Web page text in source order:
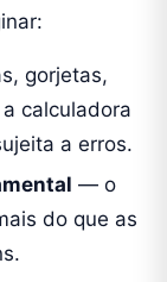
gorjetas,
calculadora
a erros.
— o
do que as